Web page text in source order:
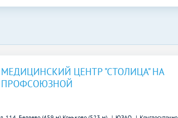
МЕДИЦИНСКИЙ ЦЕНТР "СТОЛИЦА" НА
ПРОФСОЮЗНОЙ